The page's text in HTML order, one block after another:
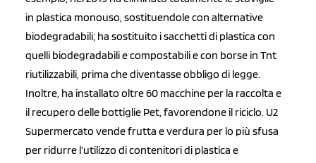
in plastica monouso, sostituendole con alternative
biodegradabili; ha sostituito i sacchetti di plastica con
quelli biodegradabili e compostabili e con borse in Tnt
riutilizzabili, prima che diventasse obbligo di legge.
Inoltre, ha installato oltre 60 macchine per la raccolta e
il recupero delle bottiglie Pet, favorendone il riciclo. U2
Supermercato vende frutta e verdura per lo più sfusa
per ridurre l’utilizzo di contenitori di plastica e